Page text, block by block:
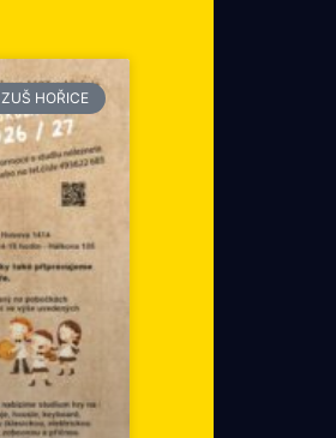
ZUŠ HOŘICE